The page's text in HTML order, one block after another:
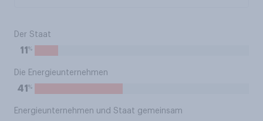
Der Staat
11 %
Die Energieunternehmen
41 %
Energieunternehmen und Staat gemeinsam